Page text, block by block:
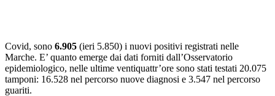
Covid, sono 6.905 (ieri 5.850) i nuovi positivi registrati nelle
Marche. E’ quanto emerge dai dati forniti dall’Osservatorio
epidemiologico, nelle ultime ventiquattr’ore sono stati testati 20.075
tamponi: 16.528 nel percorso nuove diagnosi e 3.547 nel percorso
guariti.